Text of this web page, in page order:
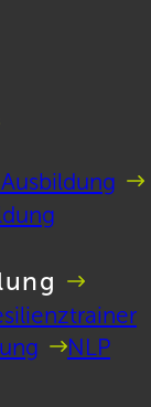
NLP